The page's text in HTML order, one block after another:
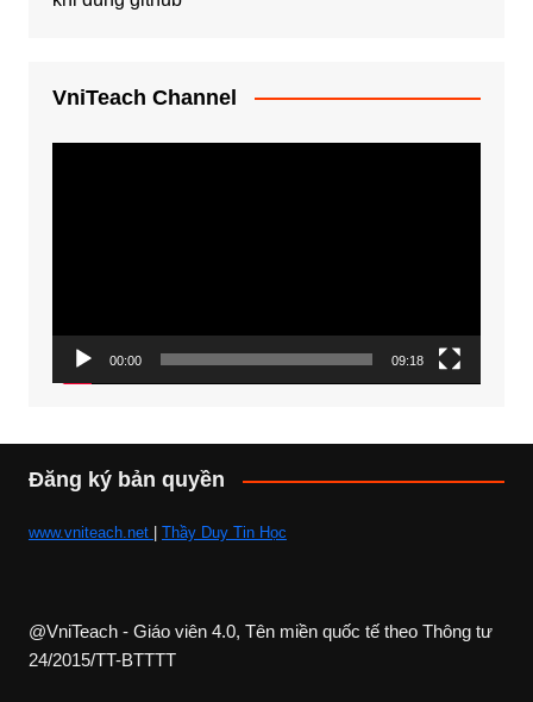
VniTeach Channel
00:00 09:18
Đăng ký bản quyền
www.vniteach.net Thầy Duy Tin Học
@VniTeach - Giáo viên 4.0, Tên miền quốc tế theo Thông tư
24/2015/TT-BTTTT